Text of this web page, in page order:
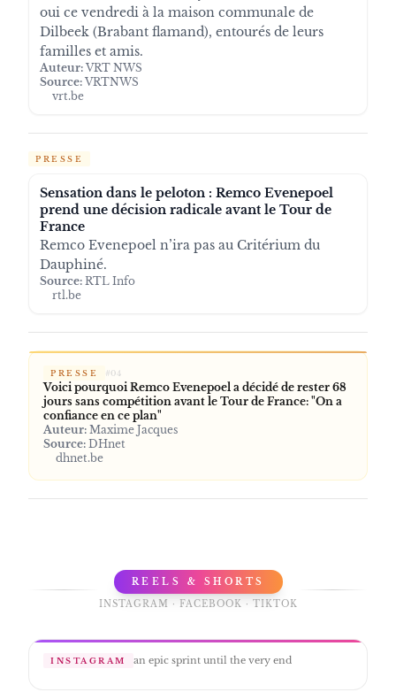
oui ce vendredi à la maison communale de
Dilbeek (Brabant flamand), entourés de leurs
familles et amis.
Auteur: VRT NWS
Source: VRTNWS
vrt.be
PRESSE
Sensation dans le peloton : Remco Evenepoel
prend une décision radicale avant le Tour de
France
Remco Evenepoel n’ira pas au Critérium du
Dauphiné.
Source: RTL Info
rtl.be
PRESSE #04
Voici pourquoi Remco Evenepoel a décidé de rester 68
jours sans compétition avant le Tour de France: "On a
confiance en ce plan"
Auteur: Maxime Jacques
Source: DHnet
dhnet.be
REELS & SHORTS
INSTAGRAM · FACEBOOK · TIKTOK
INSTAGRAM an epic sprint until the very end